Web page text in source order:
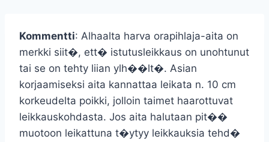
Kommentti: Alhaalta harva orapihlaja-aita on
merkki siit�, ett� istutusleikkaus on unohtunut
tai se on tehty liian ylh��lt�. Asian
korjaamiseksi aita kannattaa leikata n. 10 cm
korkeudelta poikki, jolloin taimet haarottuvat
leikkauskohdasta. Jos aita halutaan pit��
muotoon leikattuna t�ytyy leikkauksia tehd�